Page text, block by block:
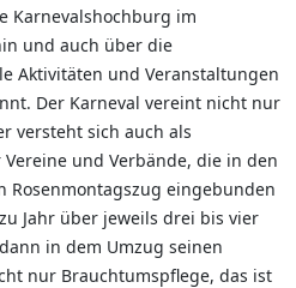
Karnevalshochburg im
und auch über die
Aktivitäten und Veranstaltungen
Der Karneval vereint nicht nur
versteht sich auch als
und Verbände, die in den
Rosenmontagszug eingebunden
Jahr über jeweils drei bis vier
in dem Umzug seinen
nur Brauchtumspflege, das ist